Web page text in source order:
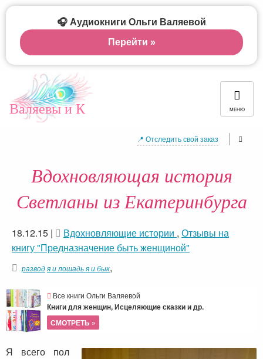
Валяевы и К МЕНЮ
📍 Отследить свой заказ
Вдохновляющая история
Светланы из Екатеринбурга
18.12.15 | Вдохновляющие истории , Отзывы на
книгу "Предназначение быть женщиной"
разводя и лошадь я и бык,
Все книги Ольги Валяевой
Книги для женщин, Исцеляющие сказки и др.
СМОТРЕТЬ »
Я всего пол
🎧 Аудиокниги Ольги Валяевой
Перейти »